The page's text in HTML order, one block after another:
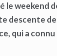
weekend
descente
qui a